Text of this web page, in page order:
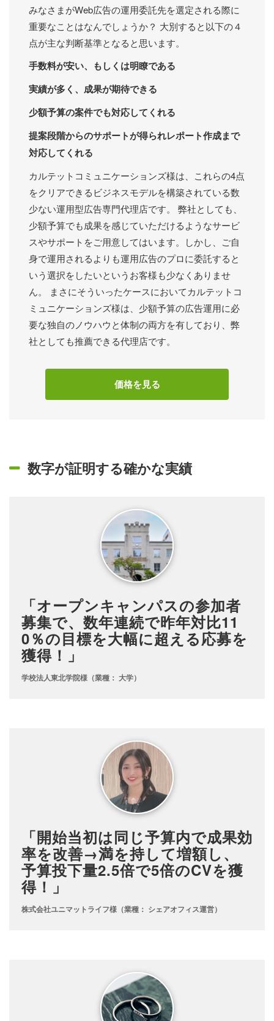
みなさまがWeb広告の運用委託先を選定される際に
重要なことはなんでしょうか？ 大別すると以下の４
点が主な判断基準となると思います。
手数料が安い、もしくは明瞭である
実績が多く、成果が期待できる
少額予算の案件でも対応してくれる
提案段階からのサポートが得られレポート作成まで
対応してくれる
カルテットコミュニケーションズ様は、これらの4点
をクリアできるビジネスモデルを構築されている数
少ない運用型広告専門代理店です。 弊社としても、
少額予算でも成果を感じていただけるようなサービ
スやサポートをご用意してはいます。しかし、ご自
身で運用されるよりも運用広告のプロに委託すると
いう選択をしたいというお客様も少なくありませ
ん。 まさにそういったケースにおいてカルテットコ
ミュニケーションズ様は、少額予算の広告運用に必
要な独自のノウハウと体制の両方を有しており、弊
社としても推薦できる代理店です。
価格を見る
数字が証明する確かな実績
「オープンキャンパスの参加者
募集で、数年連続で昨年対比11
0％の目標を大幅に超える応募を
獲得！」
学校法人東北学院様（業種： 大学）
「開始当初は同じ予算内で成果効
率を改善→満を持して増額し、
予算投下量2.5倍で5倍のCVを獲
得！」
株式会社ユニマットライフ様（業種： シェアオフィス運営）